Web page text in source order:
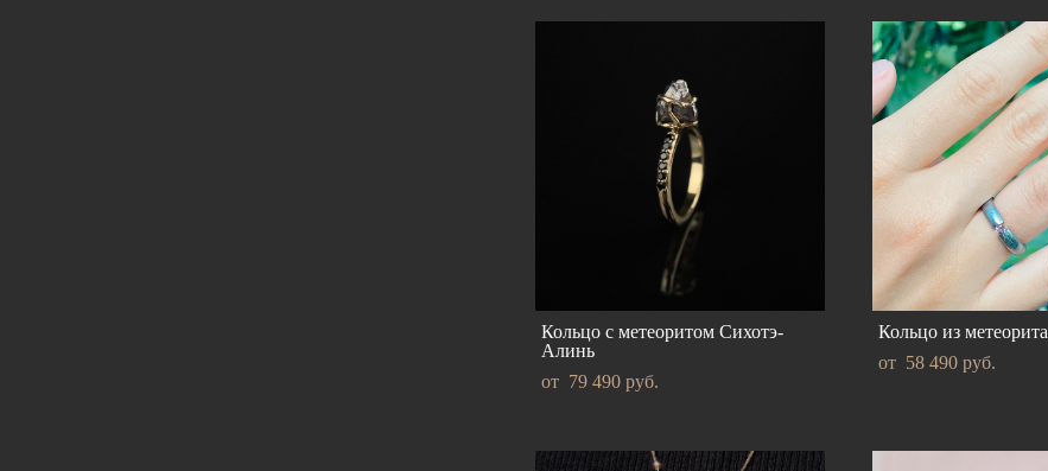
Кольцо с метеоритом Сихотэ-
Алинь
от 79 490 pуб.
Кольцо из метеорита
от 58 490 pуб.